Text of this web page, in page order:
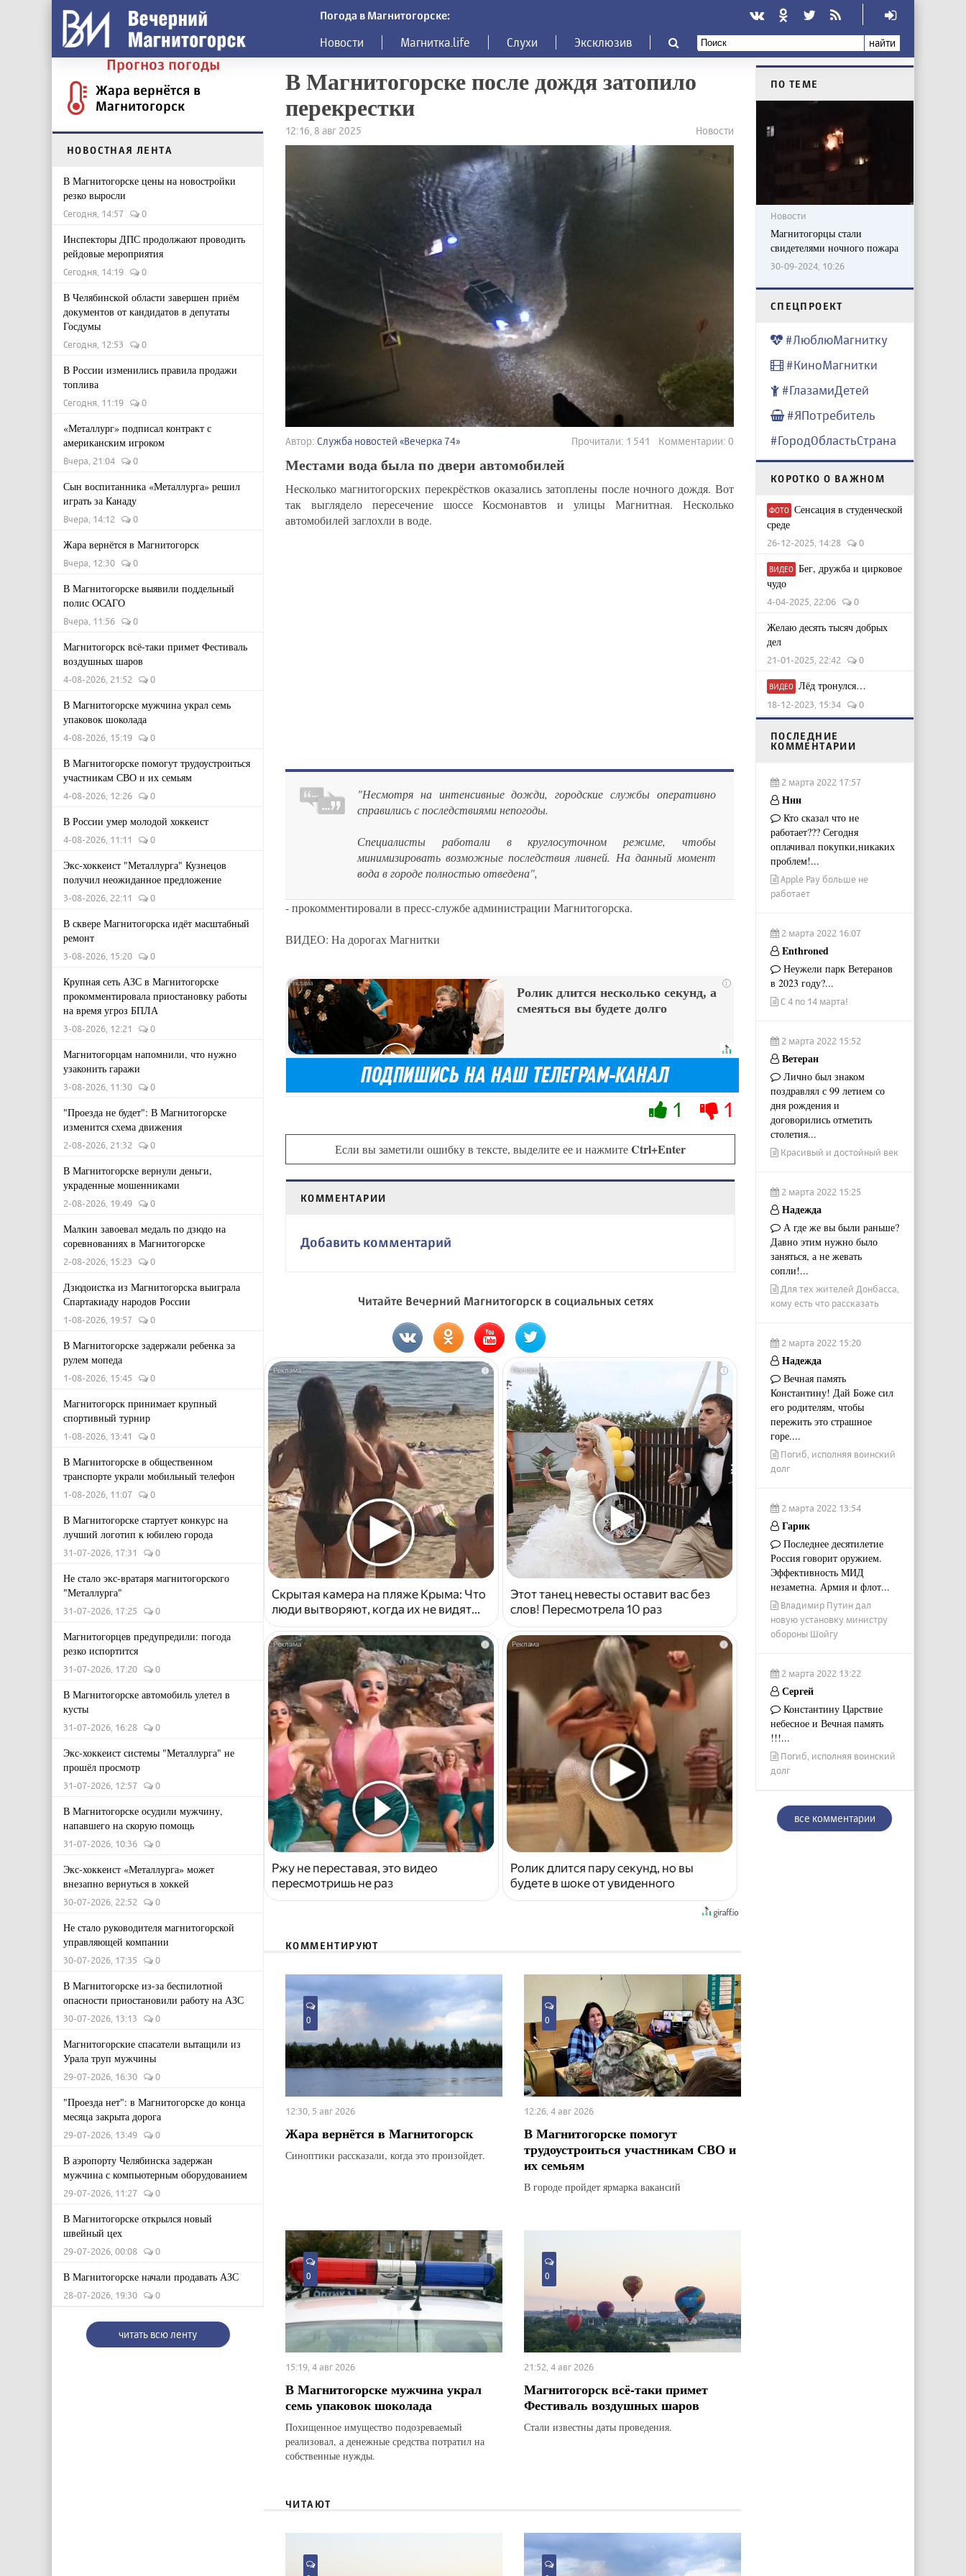
Погода в Магнитогорске:
Новости Магнитка.life Слухи Эксклюзив найти
Прогноз погоды
Жара вернётся в
Магнитогорск
НОВОСТНАЯ ЛЕНТА
В Магнитогорске цены на новостройки
резко выросли
Сегодня, 14:57 0
Инспекторы ДПС продолжают проводить
рейдовые мероприятия
Сегодня, 14:19 0
В Челябинской области завершен приём
документов от кандидатов в депутаты
Госдумы
Сегодня, 12:53 0
В России изменились правила продажи
топлива
Сегодня, 11:19 0
«Металлург» подписал контракт с
американским игроком
Вчера, 21:04 0
Сын воспитанника «Металлурга» решил
играть за Канаду
Вчера, 14:12 0
Жара вернётся в Магнитогорск
Вчера, 12:30 0
В Магнитогорске выявили поддельный
полис ОСАГО
Вчера, 11:56 0
Магнитогорск всё-таки примет Фестиваль
воздушных шаров
4-08-2026, 21:52 0
В Магнитогорске мужчина украл семь
упаковок шоколада
4-08-2026, 15:19 0
В Магнитогорске помогут трудоустроиться
участникам СВО и их семьям
4-08-2026, 12:26 0
В России умер молодой хоккеист
4-08-2026, 11:11 0
Экс-хоккеист "Металлурга" Кузнецов
получил неожиданное предложение
3-08-2026, 22:11 0
В сквере Магнитогорска идёт масштабный
ремонт
3-08-2026, 15:20 0
Крупная сеть АЗС в Магнитогорске
прокомментировала приостановку работы
на время угроз БПЛА
3-08-2026, 12:21 0
Магнитогорцам напомнили, что нужно
узаконить гаражи
3-08-2026, 11:30 0
"Проезда не будет": В Магнитогорске
изменится схема движения
2-08-2026, 21:32 0
В Магнитогорске вернули деньги,
украденные мошенниками
2-08-2026, 19:49 0
Малкин завоевал медаль по дзюдо на
соревнованиях в Магнитогорске
2-08-2026, 15:23 0
Дзюдоистка из Магнитогорска выиграла
Спартакиаду народов России
1-08-2026, 19:57 0
В Магнитогорске задержали ребенка за
рулем мопеда
1-08-2026, 15:45 0
Магнитогорск принимает крупный
спортивный турнир
1-08-2026, 13:41 0
В Магнитогорске в общественном
транспорте украли мобильный телефон
1-08-2026, 11:07 0
В Магнитогорске стартует конкурс на
лучший логотип к юбилею города
31-07-2026, 17:31 0
Не стало экс-вратаря магнитогорского
"Металлурга"
31-07-2026, 17:25 0
Магнитогорцев предупредили: погода
резко испортится
31-07-2026, 17:20 0
В Магнитогорске автомобиль улетел в
кусты
31-07-2026, 16:28 0
Экс-хоккеист системы "Металлурга" не
прошёл просмотр
31-07-2026, 12:57 0
В Магнитогорске осудили мужчину,
напавшего на скорую помощь
31-07-2026, 10:36 0
Экс-хоккеист «Металлурга» может
внезапно вернуться в хоккей
30-07-2026, 22:52 0
Не стало руководителя магнитогорской
управляющей компании
30-07-2026, 17:35 0
В Магнитогорске из-за беспилотной
опасности приостановили работу на АЗС
30-07-2026, 13:13 0
Магнитогорские спасатели вытащили из
Урала труп мужчины
29-07-2026, 16:30 0
"Проезда нет": в Магнитогорске до конца
месяца закрыта дорога
29-07-2026, 13:49 0
В аэропорту Челябинска задержан
мужчина с компьютерным оборудованием
29-07-2026, 11:27 0
В Магнитогорске открылся новый
швейный цех
29-07-2026, 00:08 0
В Магнитогорске начали продавать АЗС
28-07-2026, 19:30 0
читать всю ленту
В Магнитогорске после дождя затопило
перекрестки
12:16, 8 авг 2025 Новости
Автор: Служба новостей «Вечерка 74» Прочитали: 1 541 Комментарии: 0
Местами вода была по двери автомобилей
Несколько магнитогорских перекрёстков оказались затоплены после ночного дождя. Вот
так выглядело пересечение шоссе Космонавтов и улицы Магнитная. Несколько
автомобилей заглохли в воде.
"Несмотря на интенсивные дожди, городские службы оперативно
справились с последствиями непогоды.
Специалисты работали в круглосуточном режиме, чтобы
минимизировать возможные последствия ливней. На данный момент
вода в городе полностью отведена",
- прокомментировали в пресс-службе администрации Магнитогорска.
ВИДЕО: На дорогах Магнитки
i
Ролик длится несколько секунд, а
смеяться вы будете долго
1 1
Если вы заметили ошибку в тексте, выделите ее и нажмитеCtrl+Enter
КОММЕНТАРИИ
Добавить комментарий
Читайте Вечерний Магнитогорск в социальных сетях
i
Скрытая камера на пляже Крыма: Что
люди вытворяют, когда их не видят...
i
Этот танец невесты оставит вас без
слов! Пересмотрела 10 раз
i
Ржу не переставая, это видео
пересмотришь не раз
i
Ролик длится пару секунд, но вы
будете в шоке от увиденного
КОММЕНТИРУЮТ
0
12:30, 5 авг 2026
Жара вернётся в Магнитогорск
Синоптики рассказали, когда это произойдет.
0
12:26, 4 авг 2026
В Магнитогорске помогут
трудоустроиться участникам СВО и
их семьям
В городе пройдет ярмарка вакансий
0
15:19, 4 авг 2026
В Магнитогорске мужчина украл
семь упаковок шоколада
Похищенное имущество подозреваемый
реализовал, а денежные средства потратил на
собственные нужды.
0
21:52, 4 авг 2026
Магнитогорск всё-таки примет
Фестиваль воздушных шаров
Стали известны даты проведения.
ЧИТАЮТ
ПО ТЕМЕ
Новости
Магнитогорцы стали
свидетелями ночного пожара
30-09-2024, 10:26
CПЕЦПРОЕКТ
#ЛюблюМагнитку
#КиноМагнитки
#ГлазамиДетей
#ЯПотребитель
#ГородОбластьСтрана
КОРОТКО О ВАЖНОМ
ФОТО Сенсация в студенческой
среде
26-12-2025, 14:28 0
ВИДЕО Бег, дружба и цирковое
чудо
4-04-2025, 22:06 0
Желаю десять тысяч добрых
дел
21-01-2025, 22:42 0
ВИДЕО Лёд тронулся…
18-12-2023, 15:34 0
ПОСЛЕДНИЕ
КОММЕНТАРИИ
2 марта 2022 17:57
Ннн
Кто сказал что не
работает??? Сегодня
оплачивал покупки,никаких
проблем!...
Apple Pay больше не
работает
2 марта 2022 16:07
Enthroned
Неужели парк Ветеранов
в 2023 году?...
С 4 по 14 марта!
2 марта 2022 15:52
Ветеран
Лично был знаком
поздравлял с 99 летием со
дня рождения и
договорились отметить
столетия...
Красивый и достойный век
2 марта 2022 15:25
Надежда
А где же вы были раньше?
Давно этим нужно было
заняться, а не жевать
сопли!...
Для тех жителей Донбасса,
кому есть что рассказать
2 марта 2022 15:20
Надежда
Вечная память
Константину! Дай Боже сил
его родителям, чтобы
пережить это страшное
горе....
Погиб, исполняя воинский
долг
2 марта 2022 13:54
Гарик
Последнее десятилетие
Россия говорит оружием.
Эффективность МИД
незаметна. Армия и флот...
Владимир Путин дал
новую установку министру
обороны Шойгу
2 марта 2022 13:22
Сергей
Константину Царствие
небесное и Вечная память
!!!...
Погиб, исполняя воинский
долг
все комментарии